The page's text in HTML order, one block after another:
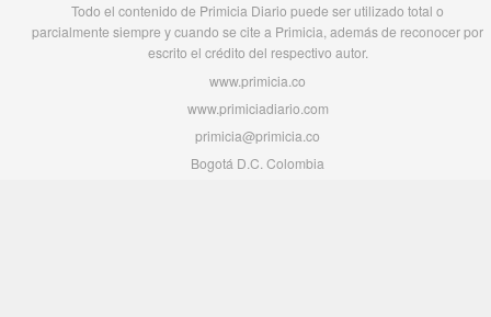
Todo el contenido de Primicia Diario puede ser utilizado total o
parcialmente siempre y cuando se cite a Primicia, además de reconocer por
escrito el crédito del respectivo autor.
www.primicia.co
www.primiciadiario.com
primicia@primicia.co
Bogotá D.C. Colombia